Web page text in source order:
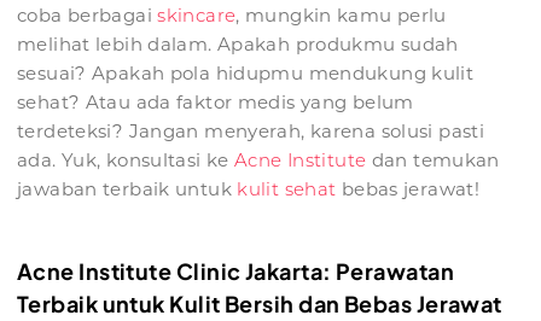
coba berbagaiskincare, mungkin kamu perlu
melihat lebih dalam. Apakah produkmu sudah
sesuai? Apakah pola hidupmu mendukung kulit
sehat? Atau ada faktor medis yang belum
terdeteksi? Jangan menyerah, karena solusi pasti
ada. Yuk, konsultasi ke Acne Institute dan temukan
jawaban terbaik untuk kulit sehat bebas jerawat!
Acne Institute Clinic Jakarta: Perawatan
Terbaik untuk Kulit Bersih dan Bebas Jerawat